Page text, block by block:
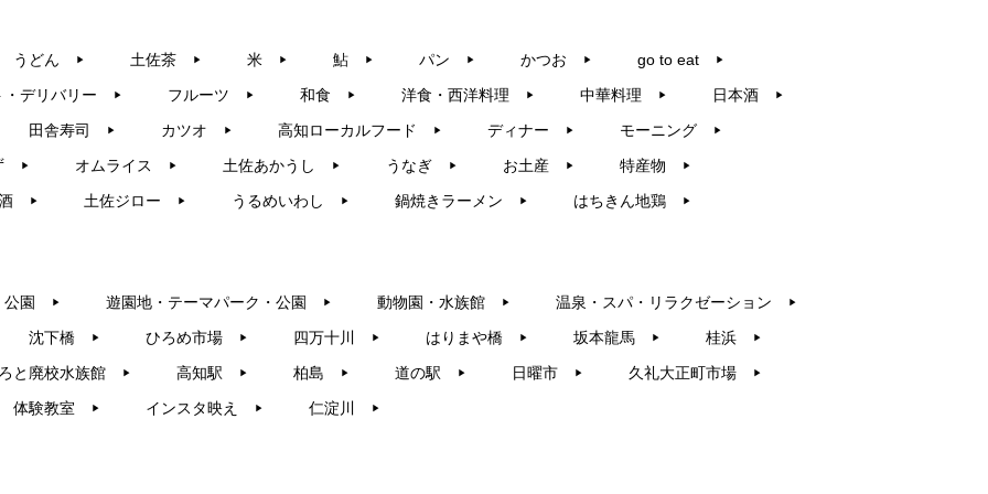
うどん ▶︎ 土佐茶 ▶︎ 米 ▶︎ 鮎 ▶︎ パン ▶︎ かつお ▶︎ go to eat ▶︎
デリバリー ▶︎ フルーツ ▶︎ 和食 ▶︎ 洋食・西洋料理 ▶︎ 中華料理 ▶︎ 日本酒 ▶︎
田舎寿司 ▶︎ カツオ ▶︎ 高知ローカルフード ▶︎ ディナー ▶︎ モーニング ▶︎
▶︎ オムライス ▶︎ 土佐あかうし ▶︎ うなぎ ▶︎ お土産 ▶︎ 特産物 ▶︎
▶︎ 土佐ジロー ▶︎ うるめいわし ▶︎ 鍋焼きラーメン ▶︎ はちきん地鶏 ▶︎
園 ▶︎ 遊園地・テーマパーク・公園 ▶︎ 動物園・水族館 ▶︎ 温泉・スパ・リラクゼーション ▶︎
沈下橋 ▶︎ ひろめ市場 ▶︎ 四万十川 ▶︎ はりまや橋 ▶︎ 坂本龍馬 ▶︎ 桂浜 ▶︎
と廃校水族館 ▶︎ 高知駅 ▶︎ 柏島 ▶︎ 道の駅 ▶︎ 日曜市 ▶︎ 久礼大正町市場 ▶︎
体験教室 ▶︎ インスタ映え ▶︎ 仁淀川 ▶︎